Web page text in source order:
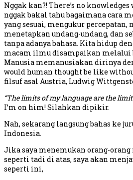
Nggak kan?! There’s no
nggak bakal tahu bagaimana cara
yang sesuai, mengukur percepatan,
menetapkan undang-undang, dan
tanpa adanya bahasa. Kita hidup
macam ilmu disampaikan melalui
Manusia memanusiakan dirinya
would human thought be like
filsuf asal Austria, Ludwig
“The limits of my language are the
I’m on him! Silahkan dipikir.
Nah, sekarang langsung bahas ke
Indonesia.
Jika saya menemukan orang-
seperti tadi di atas, saya akan
seperti ini,